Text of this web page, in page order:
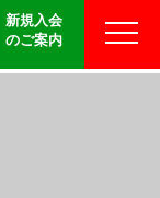
新規入会
のご案内